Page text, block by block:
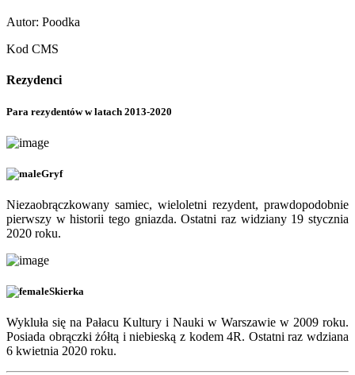
Autor: Poodka
Kod CMS
Rezydenci
Para rezydentów w latach 2013-2020
Gryf
Niezaobrączkowany samiec, wieloletni rezydent, prawdopodobnie
pierwszy w historii tego gniazda. Ostatni raz widziany 19 stycznia
2020 roku.
Skierka
Wykluła się na Pałacu Kultury i Nauki w Warszawie w 2009 roku.
Posiada obrączki żółtą i niebieską z kodem4R. Ostatni raz wdziana
6 kwietnia 2020 roku.